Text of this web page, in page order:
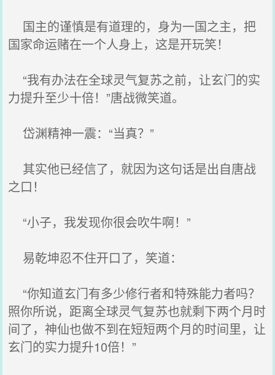
国主的谨慎是有道理的，身为一国之主，把
国家命运赌在一个人身上，这是开玩笑！
“我有办法在全球灵气复苏之前，让玄门的实
力提升至少十倍！”唐战微笑道。
岱渊精神一震：“当真？”
其实他已经信了，就因为这句话是出自唐战
之口！
“小子，我发现你很会吹牛啊！”
易乾坤忍不住开口了，笑道：
“你知道玄门有多少修行者和特殊能力者吗？
照你所说，距离全球灵气复苏也就剩下两个月时
间了，神仙也做不到在短短两个月的时间里，让
玄门的实力提升10倍！”